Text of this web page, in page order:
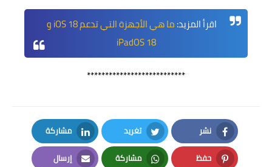
اقرأ المزيد:
ما هي الأجهزة التي تدعم iOS 18 و
iPadOS 18
***************************
نشر
Facebook
تغريد
Twitter
مشاركة
LinkedIn
حفظ مشاركة إرسال